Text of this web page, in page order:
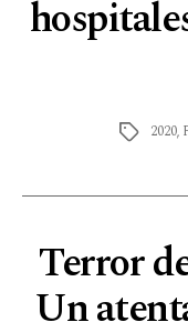
2020,
Terror
Un